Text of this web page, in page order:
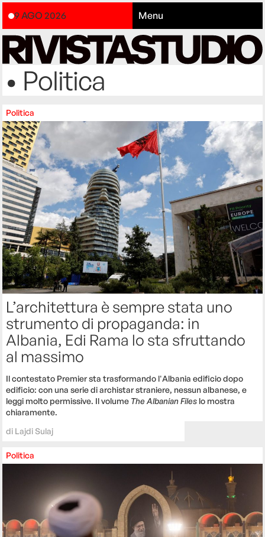
9 AGO 2026 Menu
• Politica
Politica
L’architettura è sempre stata uno
strumento di propaganda: in
Albania, Edi Rama lo sta sfruttando
al massimo
Il contestato Premier sta trasformando l'Albania edificio dopo
edificio: con una serie di archistar straniere, nessun albanese, e
leggi molto permissive. Il volume The Albanian Files lo mostra
chiaramente.
di Lajdi Sulaj
Politica